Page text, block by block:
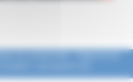
de confidentialité –Règlement du